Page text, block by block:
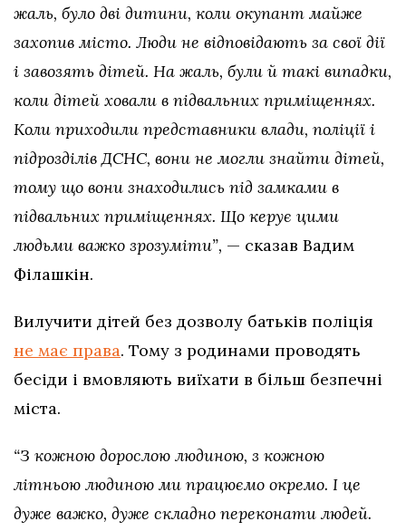
жаль, було дві дитини, коли окупант майже
захопив місто. Люди не відповідають за свої дії
і завозять дітей. На жаль, були й такі випадки,
коли дітей ховали в підвальних приміщеннях.
Коли приходили представники влади, поліції і
підрозділів ДСНС, вони не могли знайти дітей,
тому що вони знаходились під замками в
підвальних приміщеннях. Що керує цими
людьми важко зрозуміти”, — сказав Вадим
Філашкін.
Вилучити дітей без дозволу батьків поліція
не має права. Тому з родинами проводять
бесіди і вмовляють виїхати в більш безпечні
міста.
“З кожною дорослою людиною, з кожною
літньою людиною ми працюємо окремо. І це
дуже важко, дуже складно переконати людей.